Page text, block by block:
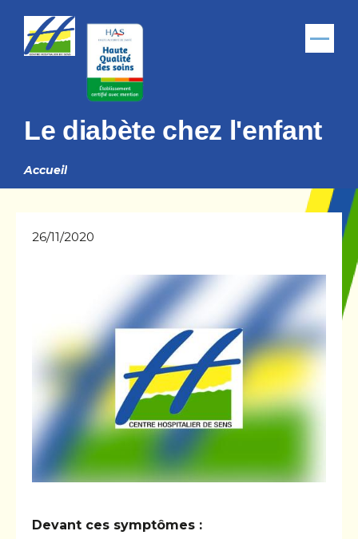
Menu
Le diabète chez l'enfant
Fil
Accueil
26/11/2020
Devant ces symptômes :